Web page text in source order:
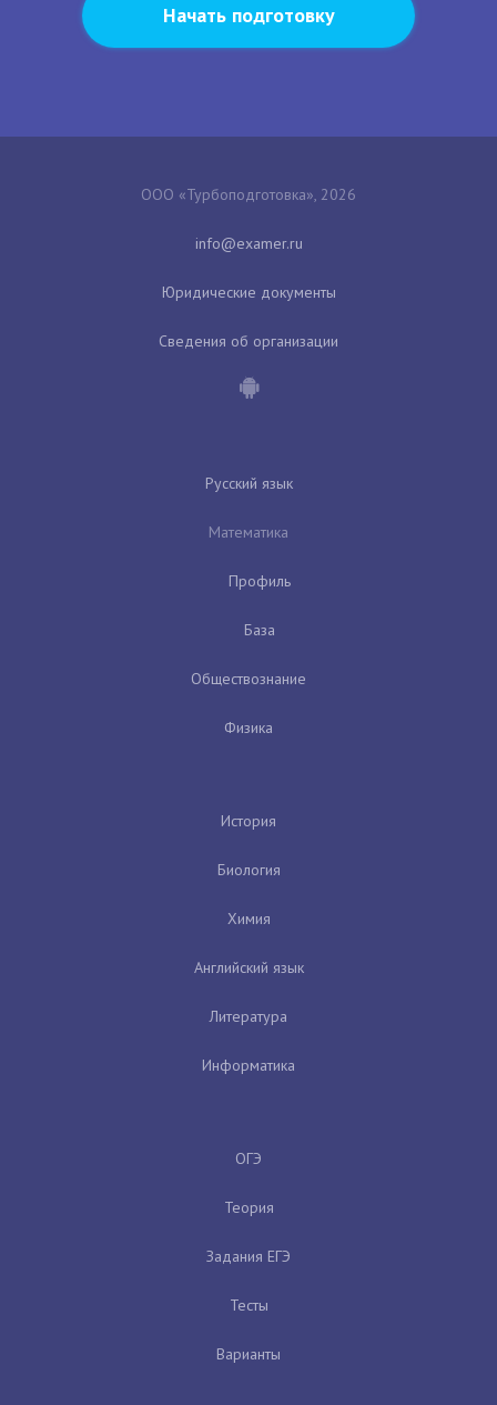
Начать подготовку
ООО «Турбоподготовка», 2026
Юридические документы
Сведения об организации
Русский язык
Математика
Профиль
База
Обществознание
Физика
История
Биология
Химия
Английский язык
Литература
Информатика
ОГЭ
Теория
Задания ЕГЭ
Тесты
Варианты